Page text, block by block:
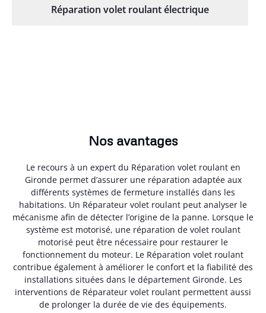
Réparation volet roulant électrique
Nos avantages
Le recours à un expert du Réparation volet roulant en
Gironde permet d’assurer une réparation adaptée aux
différents systèmes de fermeture installés dans les
habitations. Un Réparateur volet roulant peut analyser le
mécanisme afin de détecter l’origine de la panne. Lorsque le
système est motorisé, une réparation de volet roulant
motorisé peut être nécessaire pour restaurer le
fonctionnement du moteur. Le Réparation volet roulant
contribue également à améliorer le confort et la fiabilité des
installations situées dans le département Gironde. Les
interventions de Réparateur volet roulant permettent aussi
de prolonger la durée de vie des équipements.